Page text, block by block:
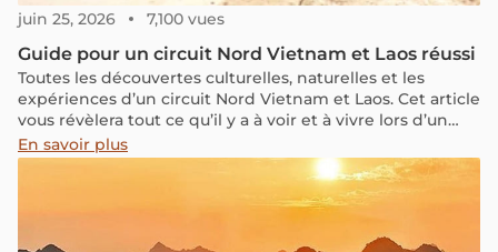
juin 25, 2026 7,100 vues
Guide pour un circuit Nord Vietnam et Laos réussi
Toutes les découvertes culturelles, naturelles et les
expériences d’un circuit Nord Vietnam et Laos. Cet article
vous révèlera tout ce qu’il y a à voir et à vivre lors d’un
circuit Nord Vietnam et Laos.
En savoir plus